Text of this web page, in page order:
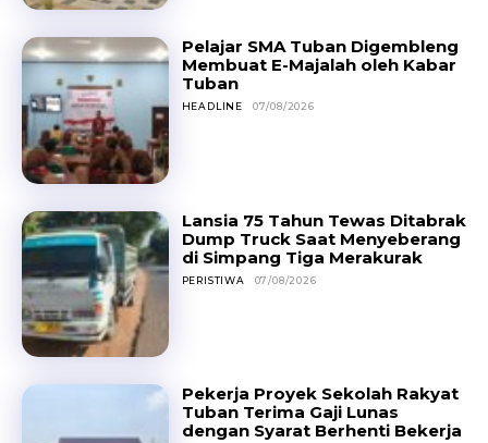
Pelajar SMA Tuban Digembleng
Membuat E-Majalah oleh Kabar
Tuban
HEADLINE 07/08/2026
Lansia 75 Tahun Tewas Ditabrak
Dump Truck Saat Menyeberang
di Simpang Tiga Merakurak
PERISTIWA 07/08/2026
Pekerja Proyek Sekolah Rakyat
Tuban Terima Gaji Lunas
dengan Syarat Berhenti Bekerja